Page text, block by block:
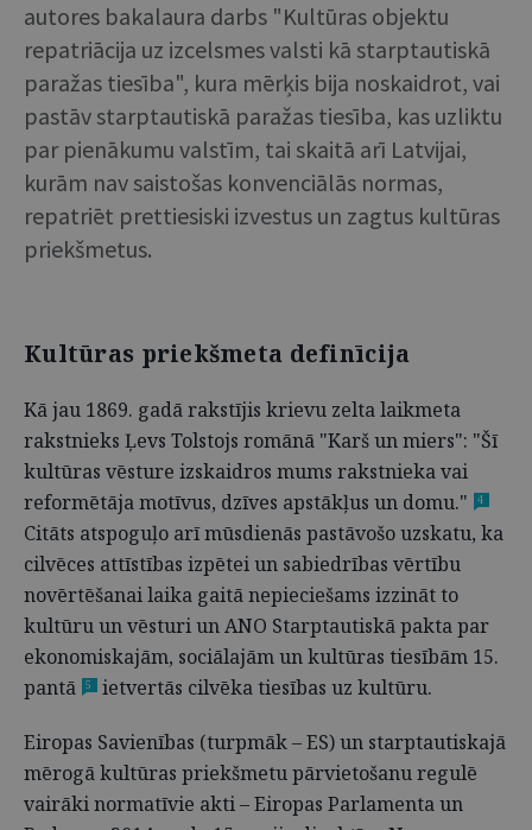
autores bakalaura darbs "Kultūras objektu
repatriācija uz izcelsmes valsti kā starptautiskā
paražas tiesība", kura mērķis bija noskaidrot, vai
pastāv starptautiskā paražas tiesība, kas uzliktu
par pienākumu valstīm, tai skaitā arī Latvijai,
kurām nav saistošas konvenciālās normas,
repatriēt prettiesiski izvestus un zagtus kultūras
priekšmetus.
Kultūras priekšmeta definīcija
Kā jau 1869. gadā rakstījis krievu zelta laikmeta
rakstnieks Ļevs Tolstojs romānā "Karš un miers": "Šī
kultūras vēsture izskaidros mums rakstnieka vai
reformētāja motīvus, dzīves apstākļus un domu."
4
Citāts atspoguļo arī mūsdienās pastāvošo uzskatu, ka
cilvēces attīstības izpētei un sabiedrības vērtību
novērtēšanai laika gaitā nepieciešams izzināt to
kultūru un vēsturi un ANO Starptautiskā pakta par
ekonomiskajām, sociālajām un kultūras tiesībām 15.
pantā
5 ietvertās cilvēka tiesības uz kultūru.
Eiropas Savienības (turpmāk – ES) un starptautiskajā
mērogā kultūras priekšmetu pārvietošanu regulē
vairāki normatīvie akti – Eiropas Parlamenta un